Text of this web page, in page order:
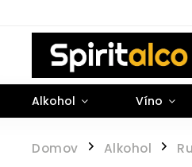
Alkohol Víno
Domov / Alkohol /